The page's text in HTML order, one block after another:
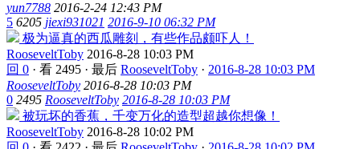
yun7788 2016-2-24 12:43 PM
5 6205 jiexi931021 2016-9-10 06:32 PM
极为逼真的西瓜雕刻，有些作品颇吓人！
RooseveltToby 2016-8-28 10:03 PM
回 0 · 看 2495 · 最后 RooseveltToby · 2016-8-28 10:03 PM
RooseveltToby 2016-8-28 10:03 PM
0 2495 RooseveltToby 2016-8-28 10:03 PM
被玩坏的香蕉，千变万化的造型超越你想像！
RooseveltToby 2016-8-28 10:02 PM